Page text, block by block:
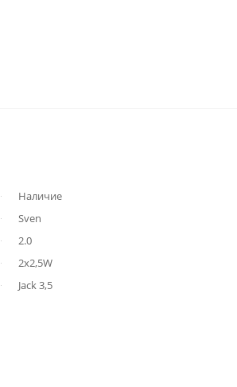
Наличие
Sven
2.0
2x2,5W
Jack 3,5